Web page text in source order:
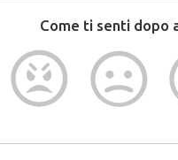
Come ti senti dopo